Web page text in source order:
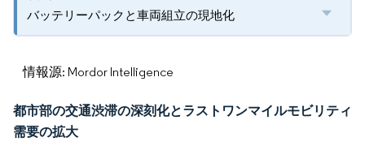
バッテリーパックと車両組立の現地化
情報源: Mordor Intelligence
都市部の交通渋滞の深刻化とラストワンマイルモビリティ
需要の拡大